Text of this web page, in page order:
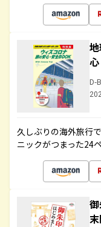
D-
久しぶりの海外旅行
ニックがつまった24